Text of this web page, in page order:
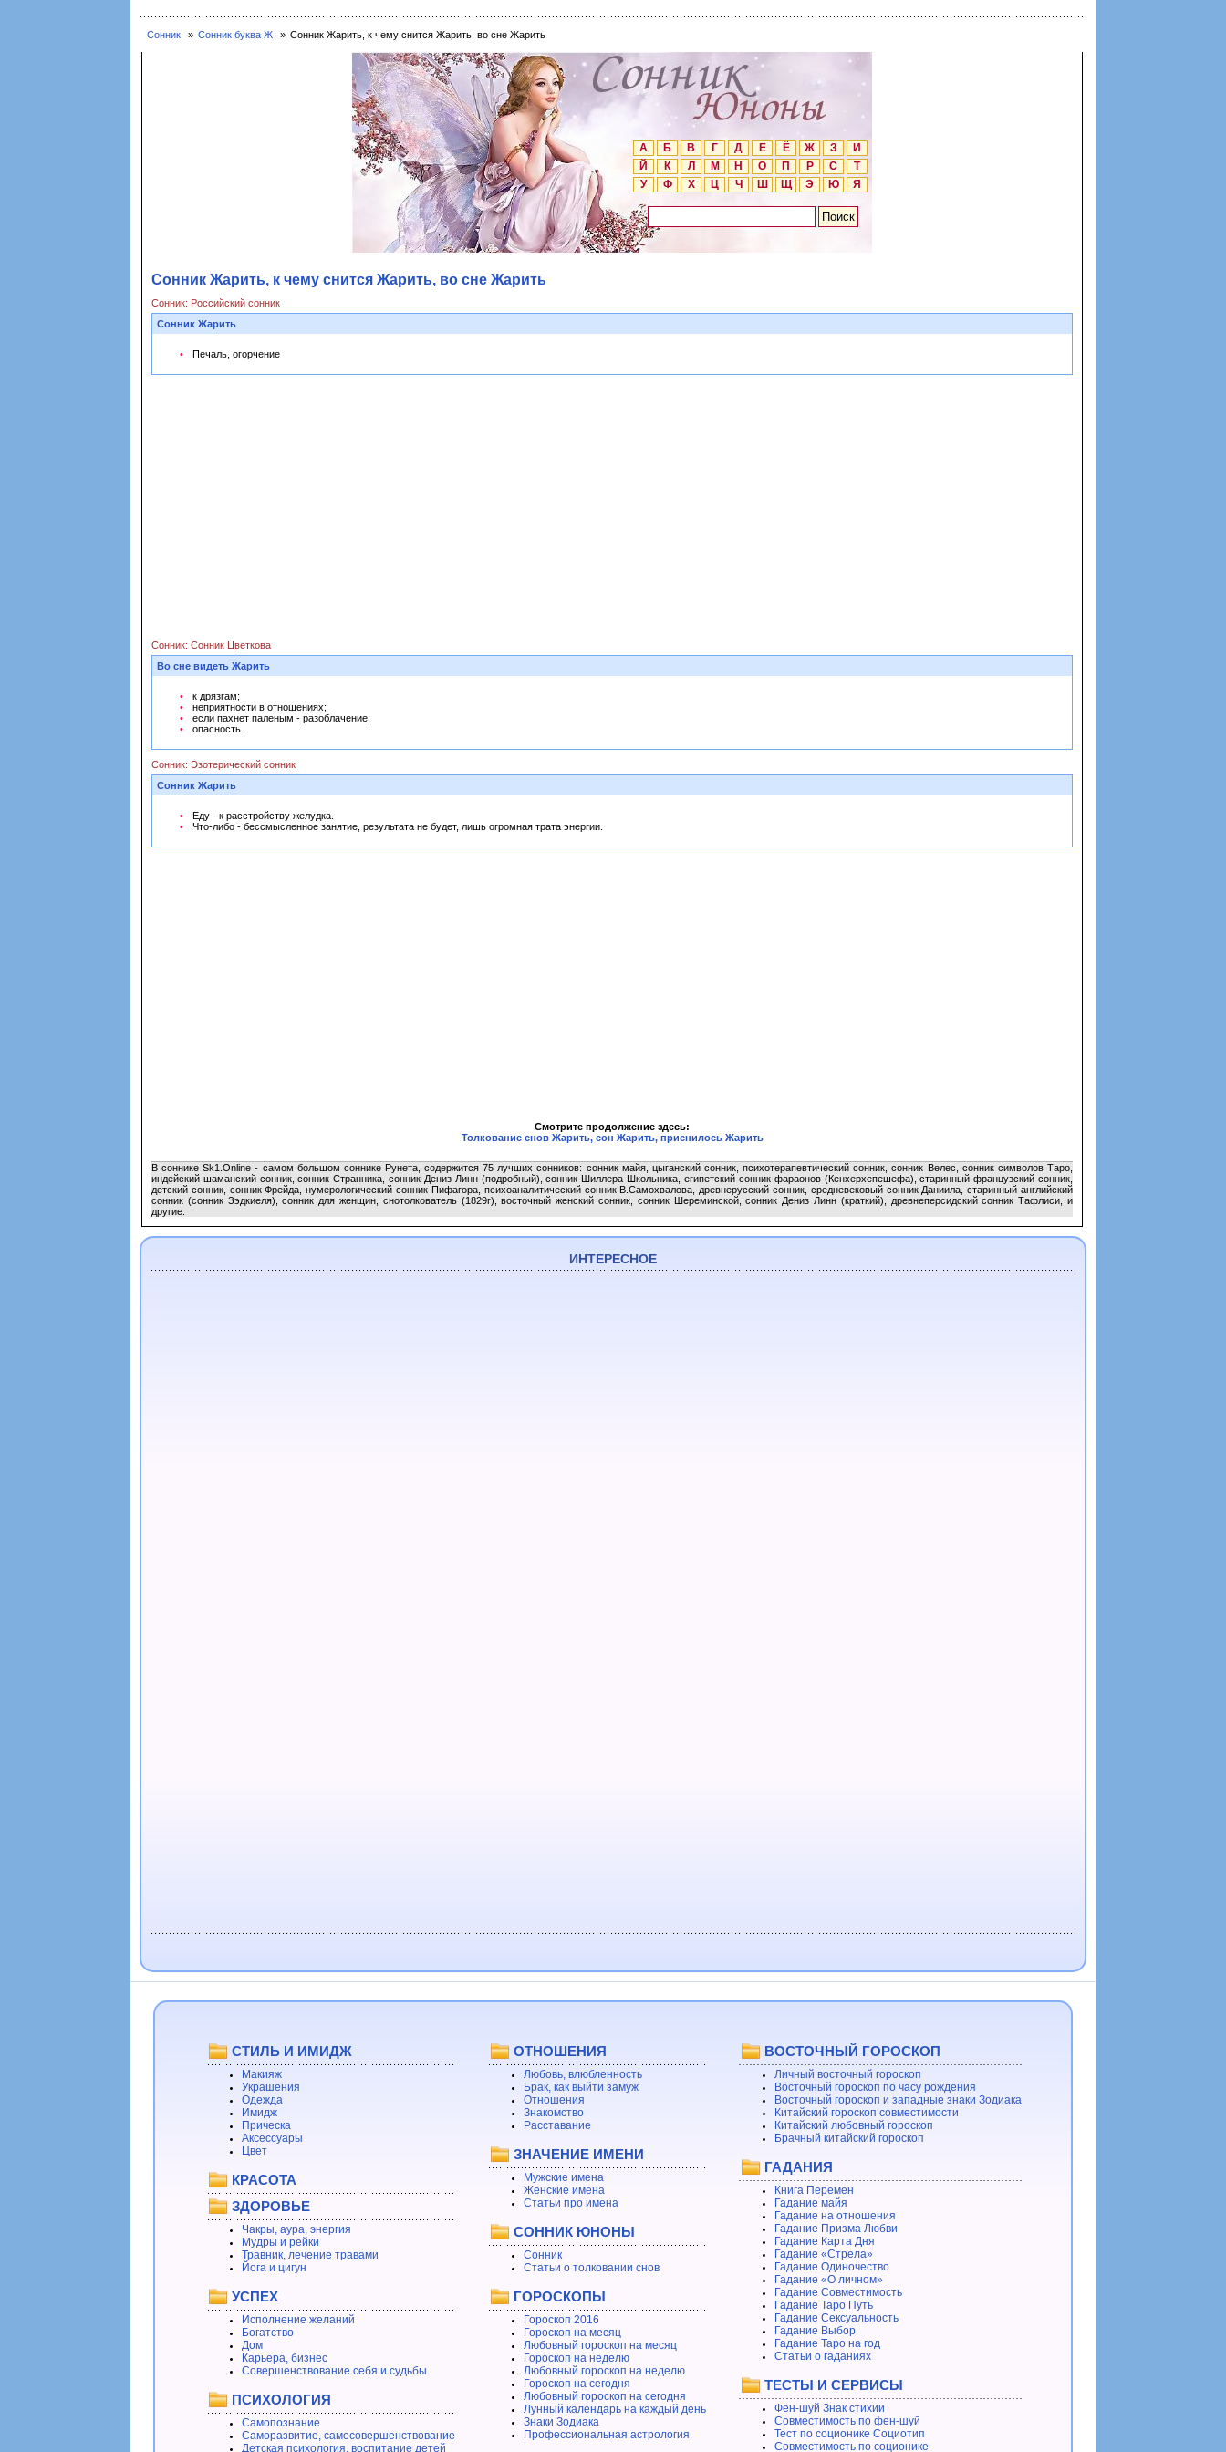
Сонник Сонник буква Ж Сонник Жарить, к чему снится Жарить, во сне Жарить
А Б В Г Д Е Ё Ж З
И
Й
К Л М Н О П Р С
Т
У
Ф Х Ц Ч Ш Щ Э Ю Я
Сонник Жарить, к чему снится Жарить, во сне Жарить
Сонник: Российский сонник
Сонник Жарить
Печаль, огорчение
Сонник: Сонник Цветкова
Во сне видеть Жарить
к дрязгам;
неприятности в отношениях;
если пахнет паленым - разоблачение;
опасность.
Сонник: Эзотерический сонник
Сонник Жарить
Еду - к расстройству желудка.
Что-либо - бессмысленное занятие, результата не будет, лишь огромная трата энергии.
Смотрите продолжение здесь:
Толкование снов Жарить, сон Жарить, приснилось Жарить
В соннике Sk1.Online - самом большом соннике Рунета, содержится 75 лучших сонников: сонник майя, цыганский сонник, психотерапевтический сонник, сонник Велес, сонник символов Таро,
индейский шаманский сонник, сонник Странника, сонник Дениз Линн (подробный), сонник Шиллера-Школьника, египетский сонник фараонов (Кенхерхепешефа), старинный французский сонник,
детский сонник, сонник Фрейда, нумерологический сонник Пифагора, психоаналитический сонник В.Самохвалова, древнерусский сонник, средневековый сонник Даниила, старинный английский
сонник (сонник Зэдкиеля), сонник для женщин, снотолкователь (1829г), восточный женский сонник, сонник Шереминской, сонник Дениз Линн (краткий), древнеперсидский сонник Тафлиси, и
другие.
ИНТЕРЕСНОЕ
СТИЛЬ И ИМИДЖ
Макияж
Украшения
Одежда
Имидж
Прическа
Аксессуары
Цвет
КРАСОТА
ЗДОРОВЬЕ
Чакры, аура, энергия
Мудры и рейки
Травник, лечение травами
Йога и цигун
УСПЕХ
Исполнение желаний
Богатство
Дом
Карьера, бизнес
Совершенствование себя и судьбы
ПСИХОЛОГИЯ
Самопознание
Саморазвитие, самосовершенствование
Детская психология, воспитание детей
ОТНОШЕНИЯ
Любовь, влюбленность
Брак, как выйти замуж
Отношения
Знакомство
Расставание
ЗНАЧЕНИЕ ИМЕНИ
Мужские имена
Женские имена
Статьи про имена
СОННИК ЮНОНЫ
Сонник
Статьи о толковании снов
ГОРОСКОПЫ
Гороскоп 2016
Гороскоп на месяц
Любовный гороскоп на месяц
Гороскоп на неделю
Любовный гороскоп на неделю
Гороскоп на сегодня
Любовный гороскоп на сегодня
Лунный календарь на каждый день
Знаки Зодиака
Профессиональная астрология
ВОСТОЧНЫЙ ГОРОСКОП
Личный восточный гороскоп
Восточный гороскоп по часу рождения
Восточный гороскоп и западные знаки Зодиака
Китайский гороскоп совместимости
Китайский любовный гороскоп
Брачный китайский гороскоп
ГАДАНИЯ
Книга Перемен
Гадание майя
Гадание на отношения
Гадание Призма Любви
Гадание Карта Дня
Гадание «Стрела»
Гадание Одиночество
Гадание «О личном»
Гадание Совместимость
Гадание Таро Путь
Гадание Сексуальность
Гадание Выбор
Гадание Таро на год
Статьи о гаданиях
ТЕСТЫ И СЕРВИСЫ
Фен-шуй Знак стихии
Совместимость по фен-шуй
Тест по соционике Социотип
Совместимость по соционике